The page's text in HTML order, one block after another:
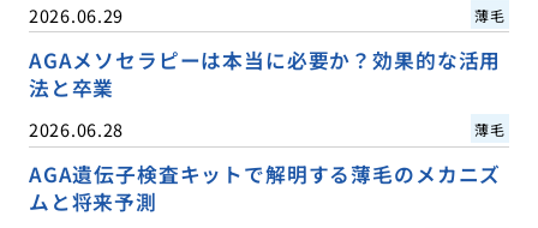
2026.06.29 薄毛
AGAメソセラピーは本当に必要か？効果的な活用
法と卒業
2026.06.28 薄毛
AGA遺伝子検査キットで解明する薄毛のメカニズ
ムと将来予測